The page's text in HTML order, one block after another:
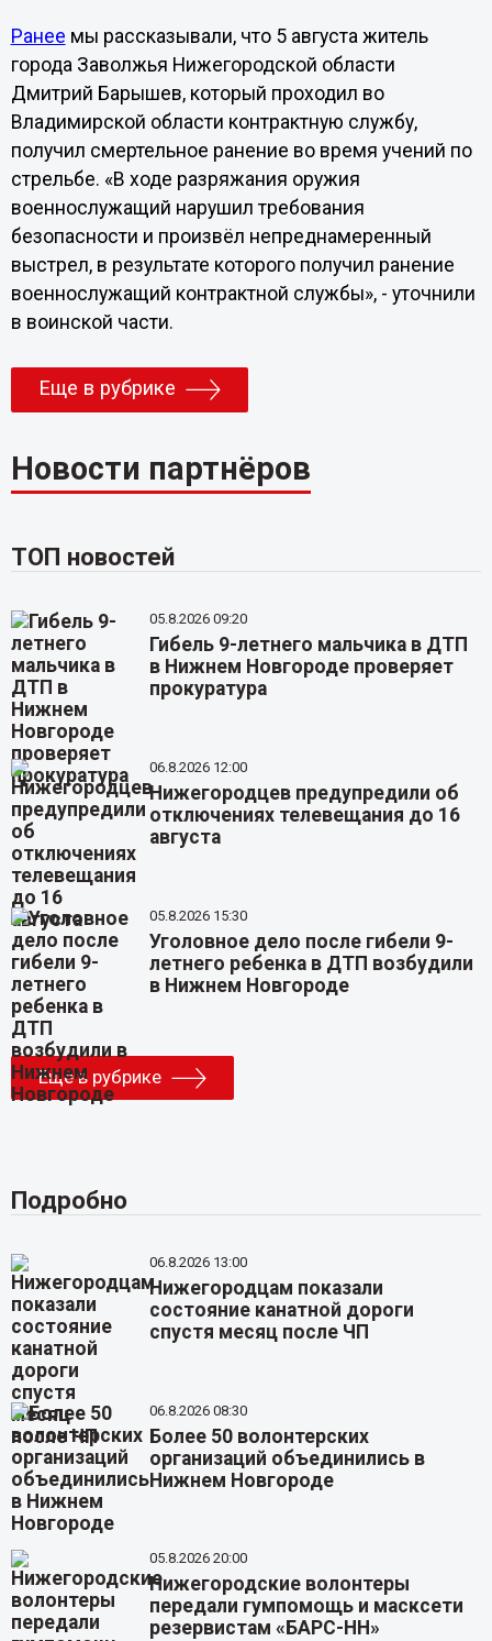
Ранее мы рассказывали, что 5 августа житель
города Заволжья Нижегородской области
Дмитрий Барышев, который проходил во
Владимирской области контрактную службу,
получил смертельное ранение во время учений по
стрельбе. «В ходе разряжания оружия
военнослужащий нарушил требования
безопасности и произвёл непреднамеренный
выстрел, в результате которого получил ранение
военнослужащий контрактной службы», - уточнили
в воинской части.
Еще в рубрике
Новости партнёров
ТОП новостей
05.8.2026 09:20
Гибель 9-летнего мальчика в ДТП
в Нижнем Новгороде проверяет
прокуратура
06.8.2026 12:00
Нижегородцев предупредили об
отключениях телевещания до 16
августа
05.8.2026 15:30
Уголовное дело после гибели 9-
летнего ребенка в ДТП возбудили
в Нижнем Новгороде
Еще в рубрике
Подробно
06.8.2026 13:00
Нижегородцам показали
состояние канатной дороги
спустя месяц после ЧП
06.8.2026 08:30
Более 50 волонтерских
организаций объединились в
Нижнем Новгороде
05.8.2026 20:00
Нижегородские волонтеры
передали гумпомощь и масксети
резервистам «БАРС-НН»